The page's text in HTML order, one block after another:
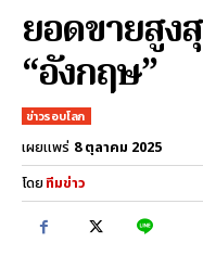
ยอดขายสูง
“อังกฤษ”
ข่าวรอบโลก
เผยแพร่ 8 ตุลาคม 2025
โดยทีมข่าว